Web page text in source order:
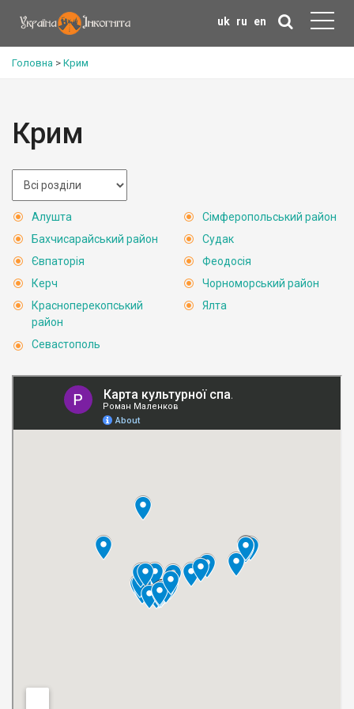
uk ru en
Головна > Крим
Крим
Алушта
Бахчисарайський район
Євпаторія
Керч
Красноперекопський
район
Севастополь
Сімферопольський район
Судак
Феодосія
Чорноморський район
Ялта